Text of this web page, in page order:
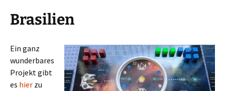
Brasilien
Ein ganz
wunderbares
Projekt gibt
es hier zu